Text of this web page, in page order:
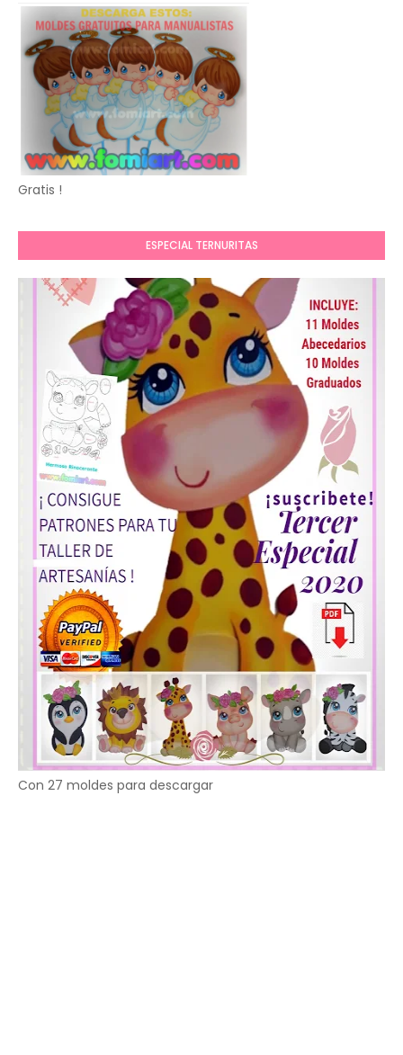
Gratis !
ESPECIAL TERNURITAS
Con 27 moldes para descargar